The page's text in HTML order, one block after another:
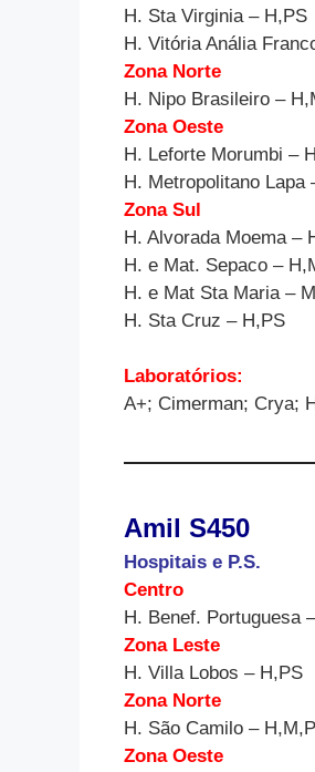
H. Sta Virginia – H,PS
H. Vitória Anália
Zona Norte
H. Nipo Brasileiro –
Zona Oeste
H. Leforte Morumbi –
H. Metropolitano Lapa
Zona Sul
H. Alvorada Moema –
H. e Mat. Sepaco –
H. e Mat Sta Maria –
H. Sta Cruz – H,PS
Laboratórios:
A+; Cimerman; Crya;
Amil S450
Hospitais e P.S.
Centro
H. Benef. Portuguesa
Zona Leste
H. Villa Lobos – H,PS
Zona Norte
H. São Camilo –
Zona Oeste